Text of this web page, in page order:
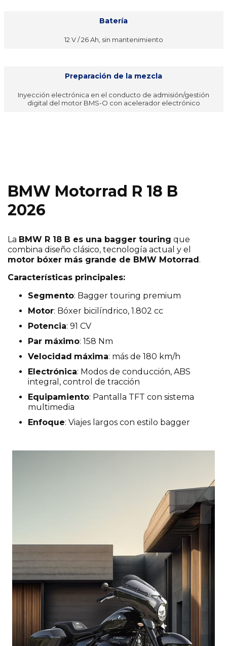
Batería
12 V / 26 Ah, sin mantenimiento
Preparación de la mezcla
Inyección electrónica en el conducto de admisión/gestión
digital del motor BMS-O con acelerador electrónico
BMW Motorrad R 18 B
2026
La BMW R 18 B es una bagger touring que
combina diseño clásico, tecnología actual y el
motor bóxer más grande de BMW Motorrad.
Características principales:
Segmento: Bagger touring premium
Motor: Bóxer bicilíndrico, 1.802 cc
Potencia: 91 CV
Par máximo: 158 Nm
Velocidad máxima: más de 180 km/h
Electrónica: Modos de conducción, ABS
integral, control de tracción
Equipamiento: Pantalla TFT con sistema
multimedia
Enfoque: Viajes largos con estilo bagger